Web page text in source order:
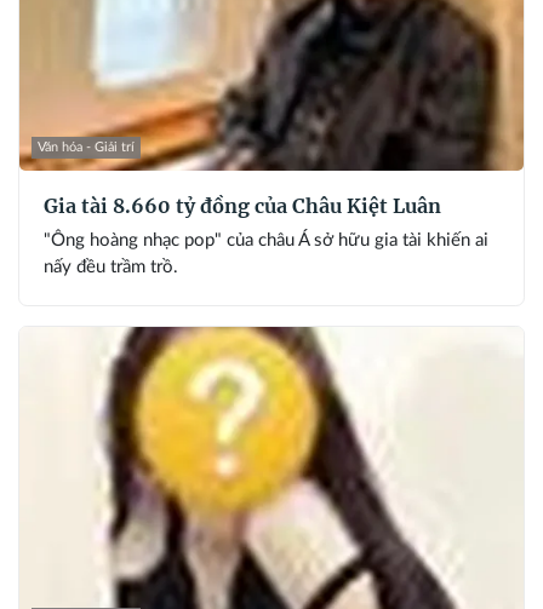
Văn hóa - Giải trí
Gia tài 8.660 tỷ đồng của Châu Kiệt Luân
"Ông hoàng nhạc pop" của châu Á sở hữu gia tài khiến ai
nấy đều trầm trồ.